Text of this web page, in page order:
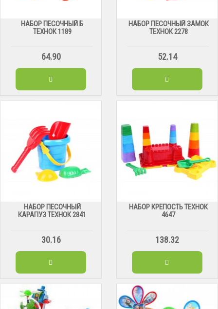
НАБОР ПЕСОЧНЫЙ Б
ТЕХНОК 1189
64.90
НАБОР ПЕСОЧНЫЙ ЗАМОК
ТЕХНОК 2278
52.14
НАБОР ПЕСОЧНЫЙ
КАРАПУЗ ТЕХНОК 2841
30.16
НАБОР КРЕПОСТЬ ТЕХНОК
4647
138.32